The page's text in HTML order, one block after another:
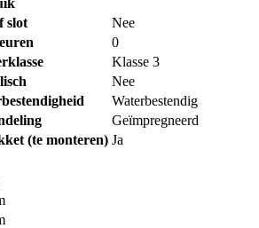
slot
Nee
0
Klasse 3
Nee
Waterbestendig
Geïmpregneerd
(te monteren) Ja